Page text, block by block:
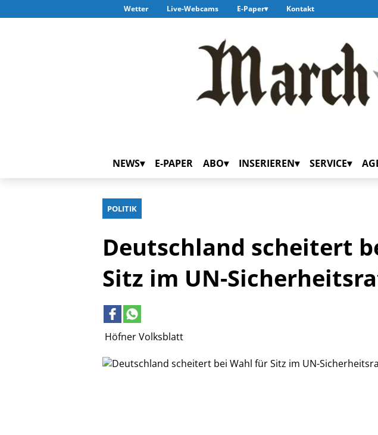
Wetter Live-Webcams E-Paper Kontakt
NEWS E-PAPER ABO INSERIEREN SERVICE
POLITIK
Höfner Volksblatt
Deutschland scheitert
Sitz im UN-